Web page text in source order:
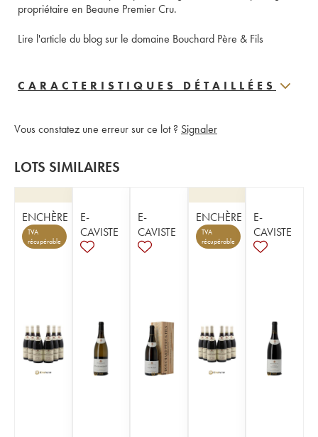
propriétaire en Beaune Premier Cru.
Lire l'article du blog sur le domaine Bouchard Père & Fils
CARACTERISTIQUES DÉTAILLÉES
Vous constatez une erreur sur ce lot ? Signaler
LOTS SIMILAIRES
ENCHÈRE
TVA
récupérable
E-
CAVISTE
E-
CAVISTE
ENCHÈRE
TVA
récupérable
E-
CAVISTE